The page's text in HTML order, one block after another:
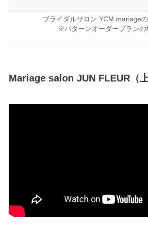
ブライダルサロン YCM mariage
※パターンオーダープランの
Mariage salon JUN FLEUR（上